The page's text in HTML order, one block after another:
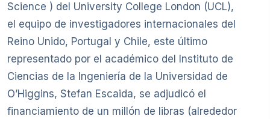
Science ) del University College London (UCL),
el equipo de investigadores internacionales del
Reino Unido, Portugal y Chile, este último
representado por el académico del Instituto de
Ciencias de la Ingeniería de la Universidad de
O’Higgins, Stefan Escaida, se adjudicó el
financiamiento de un millón de libras (alrededor